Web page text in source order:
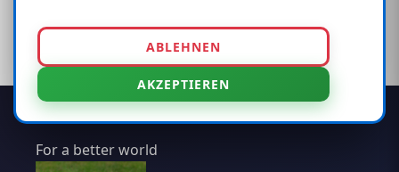
For a better world
ABLEHNEN
AKZEPTIEREN